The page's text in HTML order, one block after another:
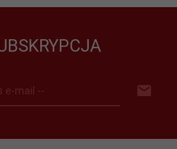
e-mail --